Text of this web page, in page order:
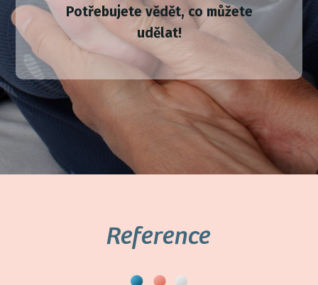
Potřebujete vědět, co můžete
udělat!
Reference